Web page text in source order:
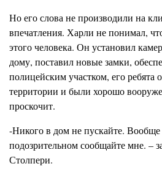
Но его слова не производили на
впечатления. Харли не понимал,
этого человека. Он установил
дому, поставил новые замки,
полицейским участком, его
территории и были хорошо
проскочит.
-Никого в дом не пускайте.
подозрительном сообщайте мне. –
Столпери.